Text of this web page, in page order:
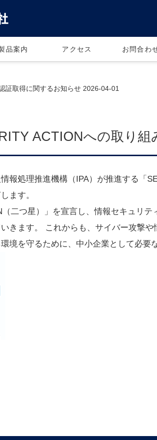
品案内 アクセス お問合わ
証取得に関するお知らせ 2026-04-01
ACTIONへの取り組
報処理推進機構（IPA）が推進する「
ます。
（二つ星）」を宣言し、情報セキュリ
きます。 これからも、サイバー攻撃
境を守るために、中小企業として必要